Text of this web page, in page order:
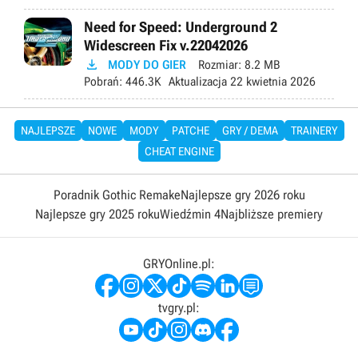
Need for Speed: Underground 2
Widescreen Fix v.22042026
 MODY DO GIER Rozmiar: 8.2 MB
Pobrań: 446.3K Aktualizacja 22 kwietnia 2026
NAJLEPSZE NOWE MODY PATCHE GRY / DEMA
TRAINERY
CHEAT ENGINE
Poradnik Gothic RemakeNajlepsze gry 2026 roku
Najlepsze gry 2025 rokuWiedźmin 4Najbliższe premiery
GRYOnline.pl:
tvgry.pl: